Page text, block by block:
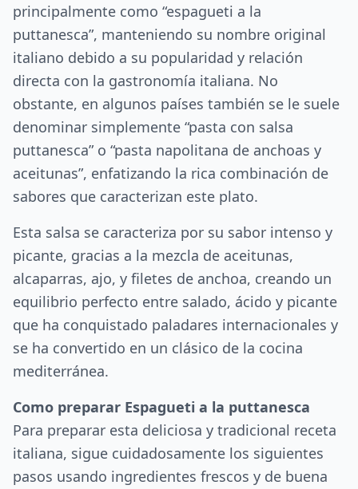
principalmente como “espagueti a la
puttanesca”, manteniendo su nombre original
italiano debido a su popularidad y relación
directa con la gastronomía italiana. No
obstante, en algunos países también se le suele
denominar simplemente “pasta con salsa
puttanesca” o “pasta napolitana de anchoas y
aceitunas”, enfatizando la rica combinación de
sabores que caracterizan este plato.
Esta salsa se caracteriza por su sabor intenso y
picante, gracias a la mezcla de aceitunas,
alcaparras, ajo, y filetes de anchoa, creando un
equilibrio perfecto entre salado, ácido y picante
que ha conquistado paladares internacionales y
se ha convertido en un clásico de la cocina
mediterránea.
Como preparar Espagueti a la puttanesca
Para preparar esta deliciosa y tradicional receta
italiana, sigue cuidadosamente los siguientes
pasos usando ingredientes frescos y de buena